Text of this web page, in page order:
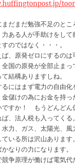
だまだ勉強不足のとこ
ある人が手助けをして
のではなく・・・。
、原発ゼロにするのは
国の原発が全部止まっ
結構ありますしね。
にはまず電力の自由化
儲けの為にお金を持っ
ですか！ もうどんどん
ば、法人税も入ってく
力、ガス、太陽光、
いる所は沢山あります。
なりの力になります。
争原理が働けば電気代